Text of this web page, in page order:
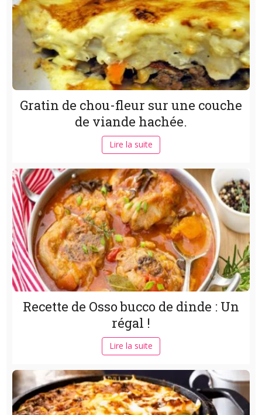
Gratin de chou-fleur sur une couche
de viande hachée.
Lire la suite
Recette de Osso bucco de dinde : Un
régal !
Lire la suite